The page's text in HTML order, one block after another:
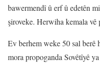
bawermendî û erf û edetên
şiroveke. Herwiha kemala
Ev berhem weke 50 sal
mora propoganda Sovêtîyê